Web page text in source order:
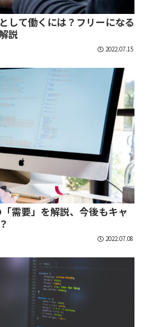
して働くには？フリーになる
説
2022.07.15
需要」を解説、今後もキャ
2022.07.08